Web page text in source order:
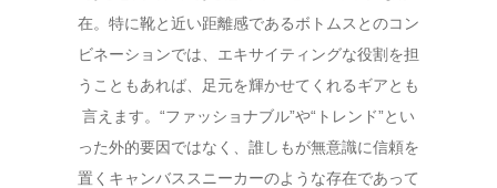
在。特に靴と近い距離感であるボトムスとのコン
ビネーションでは、エキサイティングな役割を担
うこともあれば、足元を輝かせてくれるギアとも
言えます。“ファッショナブル”や“トレンド”とい
った外的要因ではなく、誰しもが無意識に信頼を
置くキャンバススニーカーのような存在であって